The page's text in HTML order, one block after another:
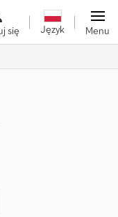
się Język Menu